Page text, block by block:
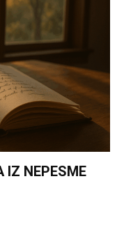
IZ NEPESME